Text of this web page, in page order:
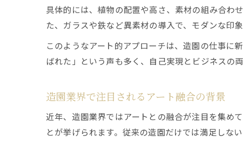
具体的には、植物の配置や高さ、素材の組み合わ
た、ガラスや鉄など異素材の導入で、モダンな印
このようなアート的アプローチは、造園の仕事に
ばれた」という声も多く、自己実現とビジネスの両
造園業界で注目されるアート融合の背景
近年、造園業界ではアートとの融合が注目を集め
とが挙げられます。従来の造園だけでは満足しな